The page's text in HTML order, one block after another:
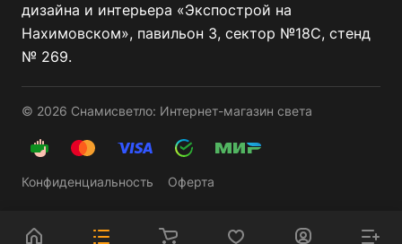
дизайна и интерьера «Экспострой на
Нахимовском», павильон 3, сектор №18С, стенд
№ 269.
© 2026 Снамисветло: Интернет-магазин света
Конфиденциальность Оферта